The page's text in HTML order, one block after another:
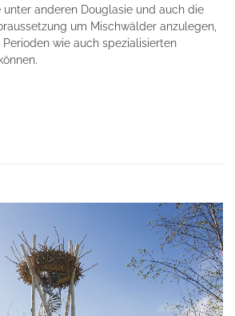
anderen Douglasie und auch die
um Mischwälder anzulegen,
wie auch spezialisierten